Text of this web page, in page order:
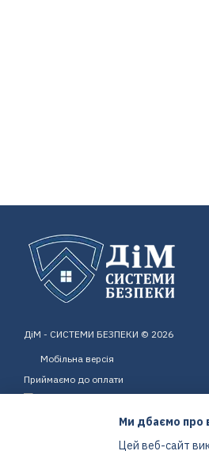
ДіМ - СИСТЕМИ БЕЗПЕКИ © 2026
Мобільна версія
Приймаємо до оплати
Ми дбаємо про
Цей веб-сайт